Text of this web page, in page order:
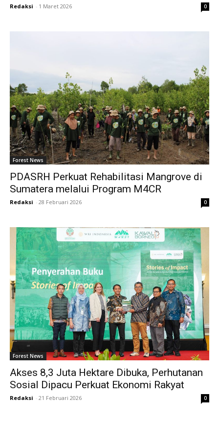
Redaksi - 1 Maret 2026 0
Forest News
PDASRH Perkuat Rehabilitasi Mangrove di
Sumatera melalui Program M4CR
Redaksi - 28 Februari 2026 0
Forest News
Akses 8,3 Juta Hektare Dibuka, Perhutanan
Sosial Dipacu Perkuat Ekonomi Rakyat
Redaksi - 21 Februari 2026 0